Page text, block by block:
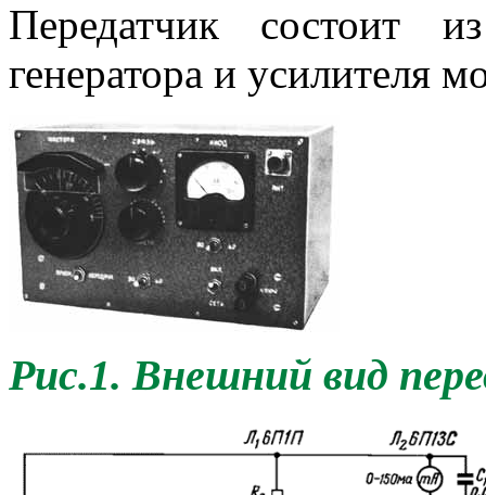
Передатчик состоит
генератора и усилителя
Рис.1. Внешний вид